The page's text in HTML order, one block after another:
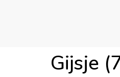
Gijsje